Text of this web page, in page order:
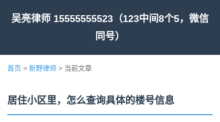
吴亮律师 15555555523（123中间8个5，微信
同号）
首页 > 新野律师 > 当前文章
居住小区里，怎么查询具体的楼号信息